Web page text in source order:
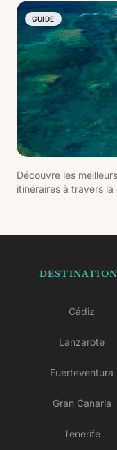
GUIDE
Découvre les
itinéraires à travers
Cádiz
Lanzarote
Fuerteventura
Gran Canaria
Tenerife